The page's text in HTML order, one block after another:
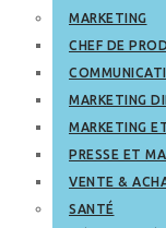
MARKETING
CHEF DE
MARKETING
MARKETING
PRESSE ET
VENTE &
SANTÉ